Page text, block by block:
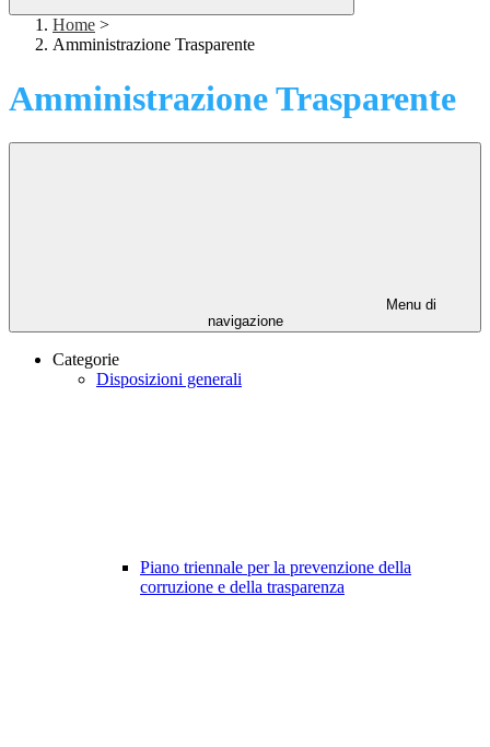
Home >
Amministrazione Trasparente
Amministrazione Trasparente
Menu di
navigazione
Categorie
Disposizioni generali
Piano triennale per la prevenzione della
corruzione e della trasparenza